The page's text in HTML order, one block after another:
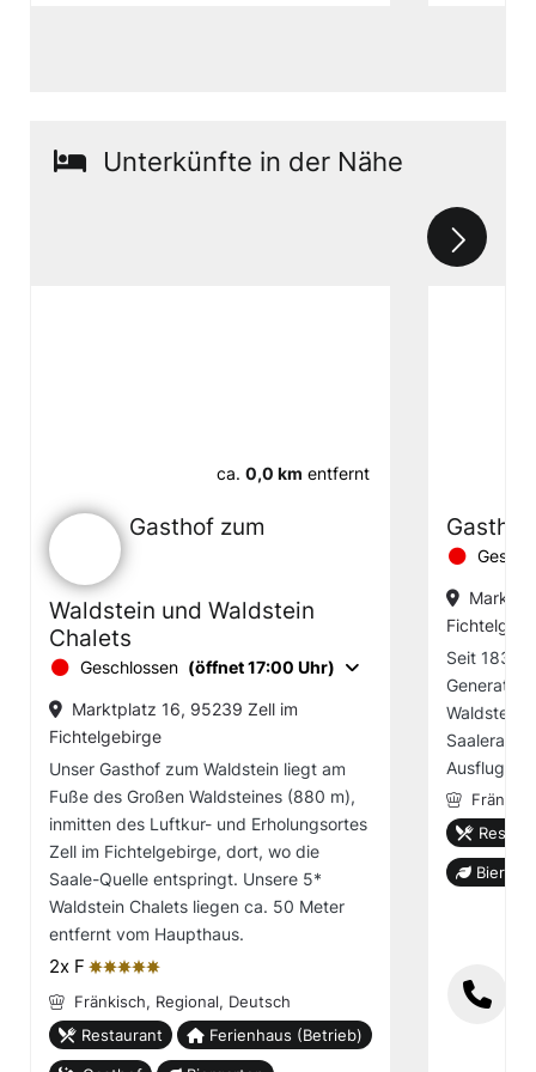
Unterkünfte in der Nähe
ca. 0,0 km entfernt
Gasthof zum
Waldstein und Waldstein
Chalets
Geschlossen (öffnet 17:00 Uhr)
Marktplatz 16, 95239 Zell im
Fichtelgebirge
Unser Gasthof zum Waldstein liegt am
Fuße des Großen Waldsteines (880 m),
inmitten des Luftkur- und Erholungsortes
Zell im Fichtelgebirge, dort, wo die
Saale-Quelle entspringt. Unsere 5*
Waldstein Chalets liegen ca. 50 Meter
entfernt vom Haupthaus.
2x F ȚȚȚȚȚ
Fränkisch, Regional, Deutsch
Restaurant Ferienhaus (Betrieb)
Seit 1831